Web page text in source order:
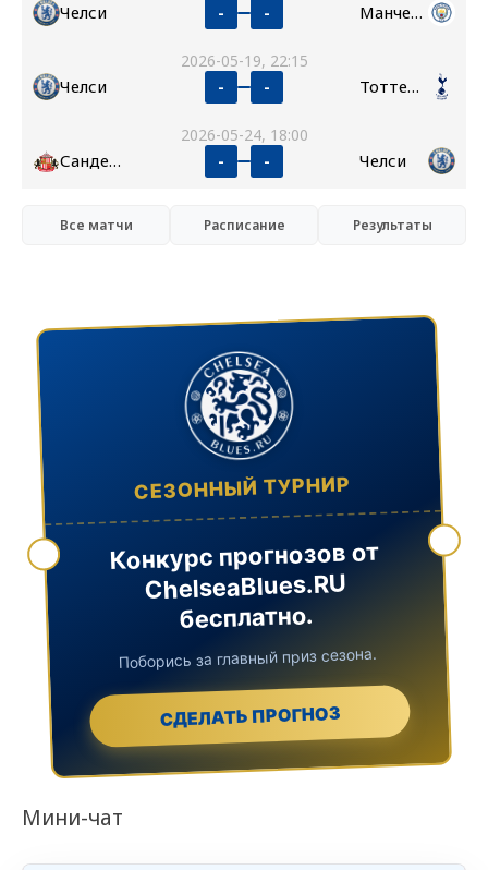
Челси - - Манчестер Сити
2026-05-19, 22:15
Челси - - Тоттенхэм
2026-05-24, 18:00
Сандерленд - - Челси
Все матчи Расписание Результаты
СЕЗОННЫЙ ТУРНИР
Конкурс прогнозов от
ChelseaBlues.RU
бесплатно.
Поборись за главный приз сезона.
СДЕЛАТЬ ПРОГНОЗ
Мини-чат